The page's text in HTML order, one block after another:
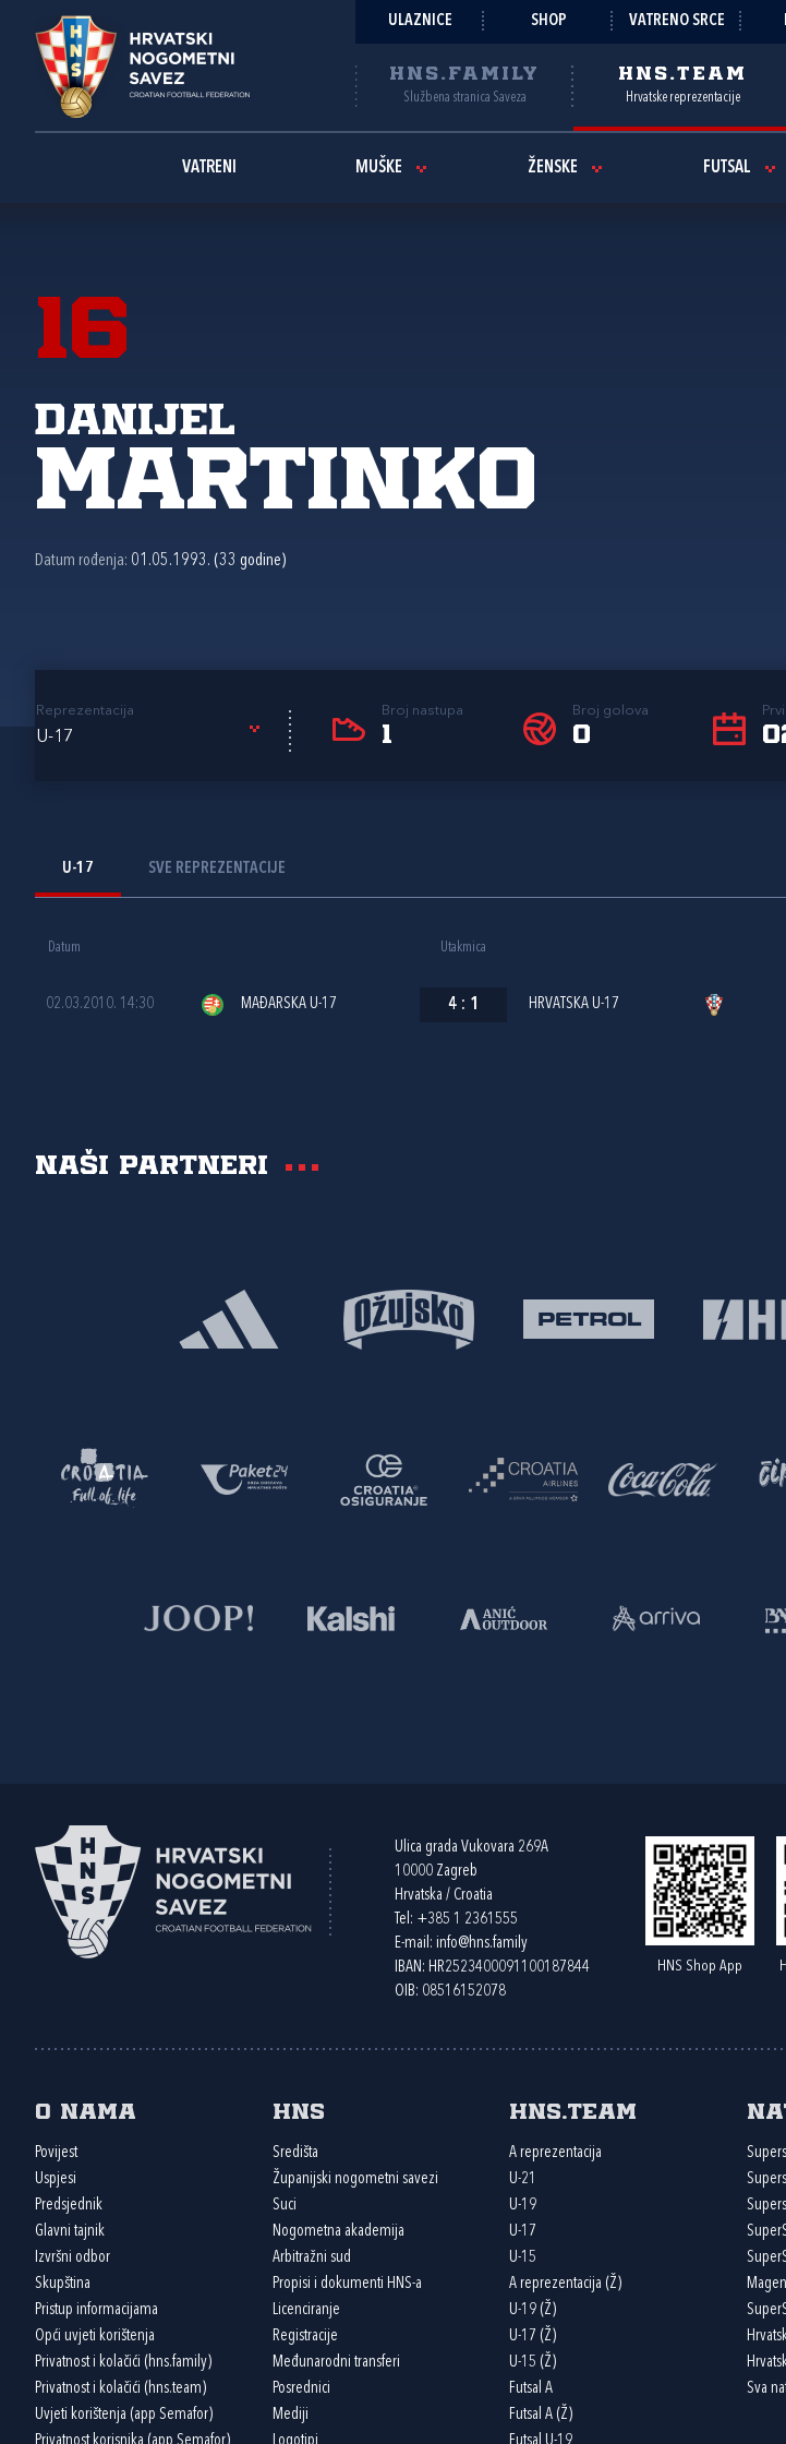
ULAZNICE SHOP VATRENO SRCE
HNS.FAMILY
Službena stranica Saveza
HNS.TEAM
Hrvatske reprezentacije
VATRENI MUŠKE ŽENSKE FUTSAL
16
Danijel
Martinko
Datum rođenja: 01.05.1993. (33 godine)
Reprezentacija
U-17
Broj nastupa
1
Broj golova
0
U-17 SVE REPREZENTACIJE
Datum Utakmica
02.03.2010. 14:30 MAĐARSKA U-17 4 : 1 HRVATSKA U-17
Naši partneri
Ulica grada Vukovara 269A
10000 Zagreb
Hrvatska / Croatia
Tel: +385 1 2361555
E-mail: info@hns.family
IBAN: HR2523400091100187844
OIB: 08516152078
HNS Shop App
O nama
Povijest
Uspjesi
Predsjednik
Glavni tajnik
Izvršni odbor
Skupština
Pristup informacijama
Opći uvjeti korištenja
Privatnost i kolačići (hns.family)
Privatnost i kolačići (hns.team)
Uvjeti korištenja (app Semafor)
HNS
Središta
Županijski nogometni savezi
Suci
Nogometna akademija
Arbitražni sud
Propisi i dokumenti HNS-a
Licenciranje
Registracije
Međunarodni transferi
Posrednici
Mediji
HNS.team
A reprezentacija
U-21
U-19
U-17
U-15
A reprezentacija (Ž)
U-19 (Ž)
U-17 (Ž)
U-15 (Ž)
Futsal A
Futsal A (Ž)
Sva